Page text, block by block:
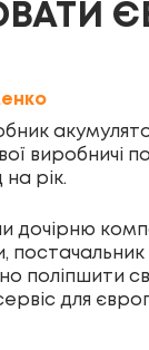
виробничі
на рік.
дочірню
постачальник
поліпшити
для